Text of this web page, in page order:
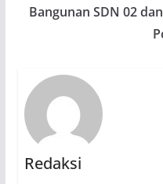
Bangunan SDN 02
Redaksi